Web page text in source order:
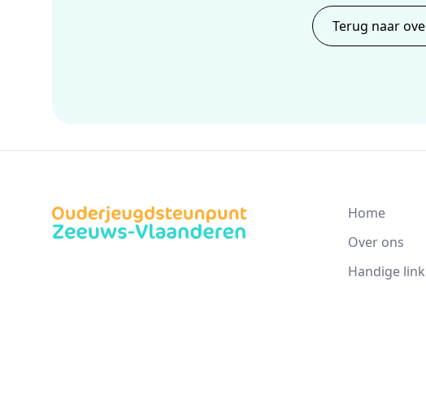
Terug naar
Home
Over ons
Handige